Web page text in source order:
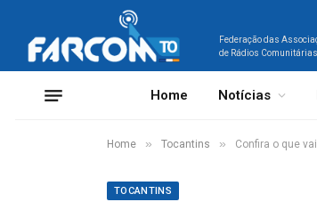
Federação das
de Rádios
Home Notícias
Home » Tocantins » Confira o que
TOCANTINS